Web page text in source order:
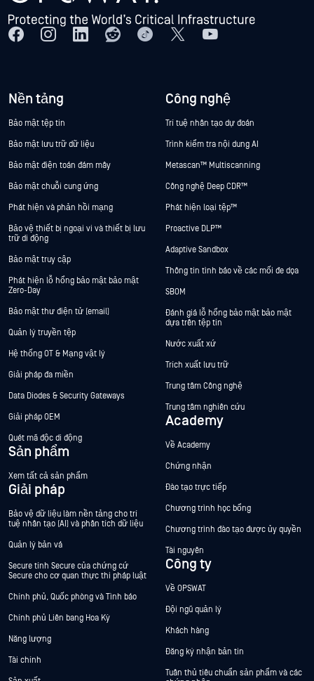
Nền tảng
Bảo mật tệp tin
Bảo mật lưu trữ dữ liệu
Bảo mật điện toán đám mây
Bảo mật chuỗi cung ứng
Phát hiện và phản hồi mạng
Bảo vệ thiết bị ngoại vi và thiết bị lưu
trữ di động
Bảo mật truy cập
Phát hiện lỗ hổng bảo mật bảo mật
Zero-Day
Bảo mật thư điện tử (email)
Quản lý truyền tệp
Hệ thống OT & Mạng vật lý
Giải pháp đa miền
Data Diodes & Security Gateways
Giải pháp OEM
Quét mã độc di động
Sản phẩm
Xem tất cả sản phẩm
Giải pháp
Bảo vệ dữ liệu làm nền tảng cho trí
tuệ nhân tạo (AI) và phân tích dữ liệu
Quản lý bản vá
Secure tính Secure của chứng cứ
Secure cho cơ quan thực thi pháp luật
Chính phủ, Quốc phòng và Tình báo
Chính phủ Liên bang Hoa Kỳ
Năng lượng
Tài chính
Công nghệ
Trí tuệ nhân tạo dự đoán
Trình kiểm tra nội dung AI
Metascan™ Multiscanning
Công nghệ Deep CDR™
Phát hiện loại tệp™
Proactive DLP™
Adaptive Sandbox
Thông tin tình báo về các mối đe dọa
SBOM
Đánh giá lỗ hổng bảo mật bảo mật
dựa trên tệp tin
Nước xuất xứ
Trích xuất lưu trữ
Trung tâm Công nghệ
Trung tâm nghiên cứu
Academy
Về Academy
Chứng nhận
Đào tạo trực tiếp
Chương trình học bổng
Chương trình đào tạo được ủy quyền
Tài nguyên
Công ty
Về OPSWAT
Đội ngũ quản lý
Khách hàng
Đăng ký nhận bản tin
Tuân thủ tiêu chuẩn sản phẩm và các